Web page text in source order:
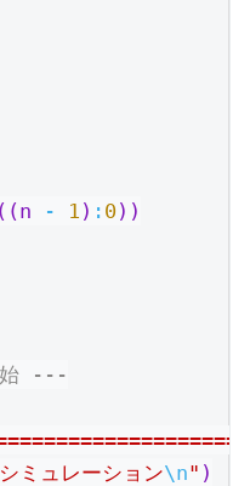
((n - 1 ) : 0))
始 ---
ミュレーション\n" )